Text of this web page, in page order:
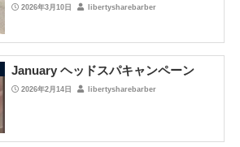
2026年3月10日 libertysharebarber
January ヘッドスパキャンペーン
2026年2月14日 libertysharebarber